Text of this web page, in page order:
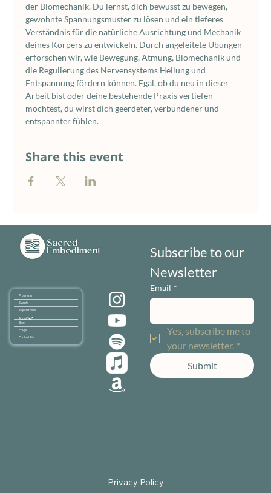
der Biomechanik. Du lernst, dich bewusst zu bewegen,
gewohnte Spannungsmuster zu lösen und ein tieferes
Verständnis für die natürliche Ausrichtung und Mechanik
deines Körpers zu entwickeln. Durch angeleitete Übungen
erforschen wir, wie Bewegung, Atmung, Biomechanik und
die Regulierung des Nervensystems Heilung und
Entspannung fördern können. Egal, ob du neu in dieser
Arbeit bist oder deine bestehende Praxis vertiefen
möchtest, du wirst dich geerdeter, verbundener und
entspannter fühlen.
Share this event
Programs
Events
Experiences
About
Blog
FAQ's
Contact Us
Subscribe to our
Newsletter
Email *
Yes, subscribe me to
your newsletter. *
Submit